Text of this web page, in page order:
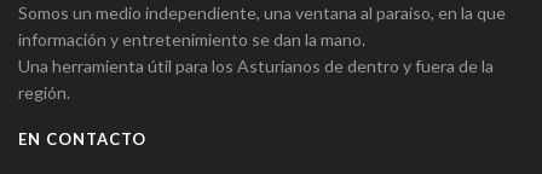
Somos un medio independiente, una ventana al paraíso, en la que
información y entretenimiento se dan la mano.
Una herramienta útil para los Asturianos de dentro y fuera de la
región.
EN CONTACTO